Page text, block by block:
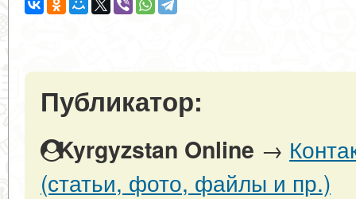
Публикатор:
Kyrgyzstan Online →
(статьи, фото, файлы и пр.)